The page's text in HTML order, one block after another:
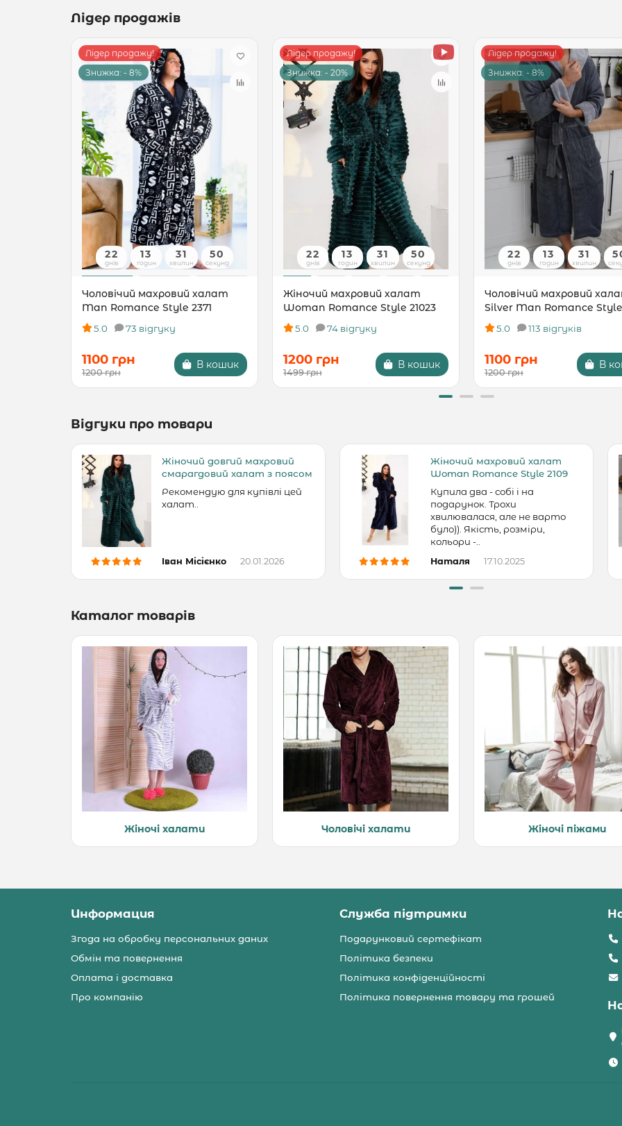
Лідер продажів
Лідер продажу!
Знижка: - 8%
22
днів
13
годин
31
хвилин
49
секунд
Чоловічий махровий халат
Man Romance Style 2371
5.0 73 відгуку
1100 грн
1200 грн
В кошик
Лідер продажу!
Знижка: - 20%
22
днів
13
годин
31
хвилин
49
секунд
Жіночий махровий халат
Woman Romance Style 21023
5.0 74 відгуку
1200 грн
1499 грн
В кошик
Лідер продажу!
Знижка: - 8%
22
днів
13
годин
31
хвилин
Чоловічий махровий
Silver Man Romance Style
5.0 113 відгуків
1100 грн
1200 грн
В
Відгуки про товари
Жіночий довгий махровий
смарагдовий халат з поясом
Рекомендую для купівлі цей
халат..
Іван Місієнко 20.01.2026
Жіночий махровий халат
Woman Romance Style 2109
Купила два - собі і на
подарунок. Трохи
хвилювалася, але не варто
було)). Якість, розміри,
кольори -..
Наталя 17.10.2025
Каталог товарів
Жіночі халати Чоловічі халати Жіночі піжами
Информация
Згода на обробку персональних даних
Обмін та повернення
Оплата і доставка
Про компанію
Служба підтримки
Подарунковий сертефікат
Політика безпеки
Політика конфіденційності
Політика повернення товару та грошей